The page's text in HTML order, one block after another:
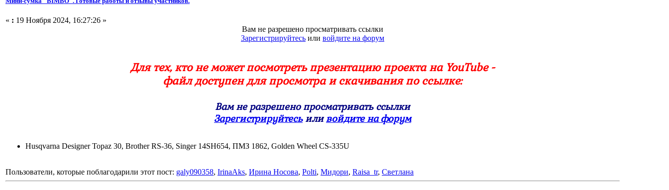
« : 19 Ноября 2024, 16:27:26 »
Вам не разрешено просматривать ссылки
Зарегистрируйтесь или войдите на форум
Для тех, кто не может посмотреть презентацию проекта на YouTube -
файл доступен для просмотра и скачивания по ссылке:
Вам не разрешено просматривать ссылки
Зарегистрируйтесьиливойдите на форум
Husqvarna Designer Topaz 30, Brother RS-36, Singer 14SH654, ПМЗ 1862, Golden Wheel CS-335U
Пользователи, которые поблагодарили этот пост: galy090358, IrinaAks, Ирина Носова, Polti, Мидори, Raisa_tr, Светлана